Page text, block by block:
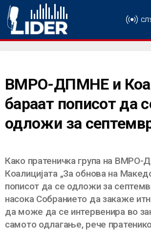
ВМРО-ДПМНЕ и
бараат пописот да
одложи за
Како пратеничка група на
Коалицијата „За обнова на
пописот да се одложи за
насока Собранието да закаже
да може да се интервенира во
самото одлагање, рече